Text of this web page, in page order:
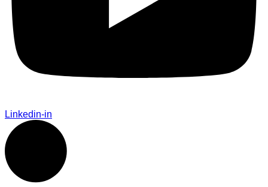
Linkedin-in